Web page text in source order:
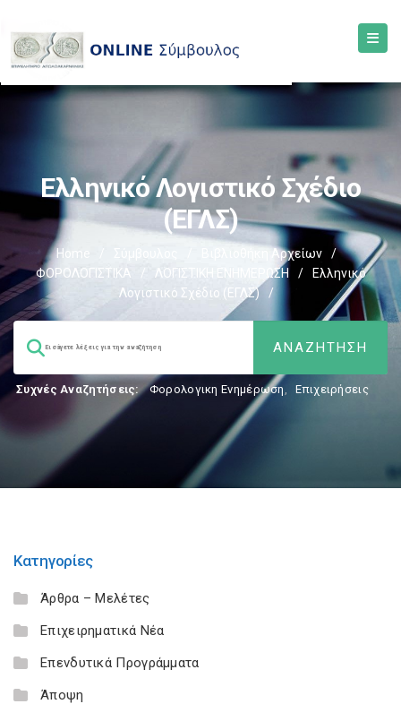
Ελληνικό Λογιστικό Σχέδιο
(ΕΓΛΣ)
Home Βιβλιοθήκη Αρχείων
/
ΦΟΡΟΛΟΓΙΣΤΙΚΑ
/ ΛΟΓΙΣΤΙΚΗ ΕΝΗΜΕΡΩΣΗ /
Ελληνικό
Λογιστικό Σχέδιο (ΕΓΛΣ)
/
Συχνές Αναζητήσεις: Φορολογικη Ενημέρωση, Επιχειρήσεις
Κατηγορίες
Άρθρα – Μελέτες
Επιχειρηματικά Νέα
Επενδυτικά Προγράμματα
Άποψη